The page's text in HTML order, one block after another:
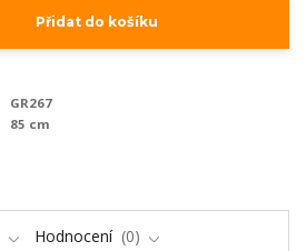
Přidat do košíku
GR267
85 cm
Hodnocení
0